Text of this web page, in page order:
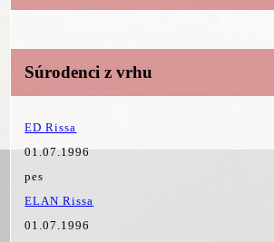
Súrodenci z vrhu
ED Rissa
01.07.1996
pes
ELAN Rissa
01.07.1996